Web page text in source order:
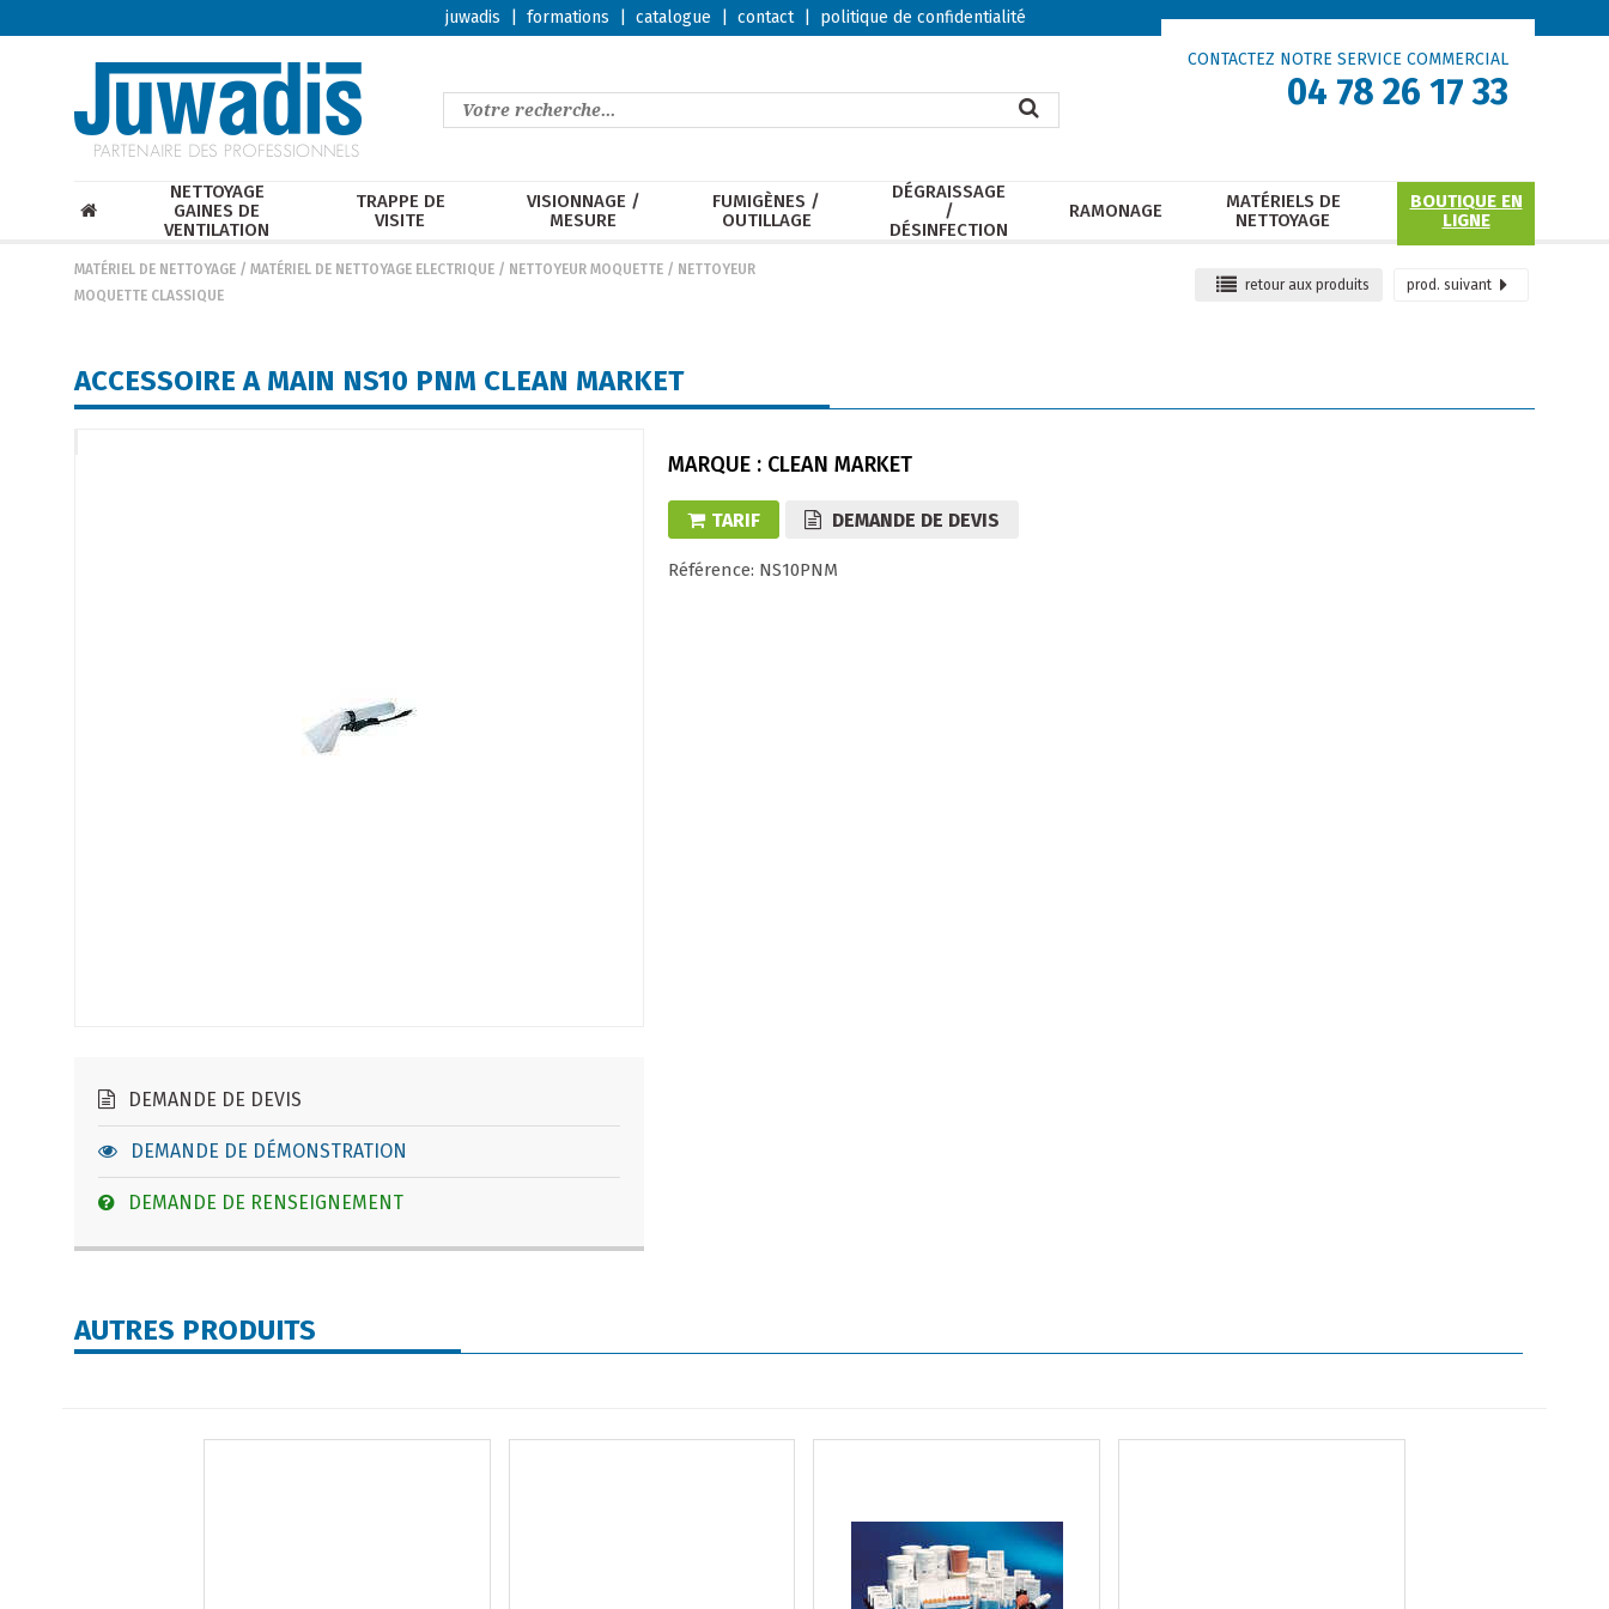
juwadis formations catalogue contact politique de confidentialité
CONTACTEZ NOTRE SERVICE COMMERCIAL
04 78 26 17 33
NETTOYAGE
GAINES DE
VENTILATION
TRAPPE DE
VISITE
VISIONNAGE /
MESURE
FUMIGÈNES /
OUTILLAGE
DÉGRAISSAGE
/
DÉSINFECTION
RAMONAGE
MATÉRIELS DE
NETTOYAGE
BOUTIQUE EN
LIGNE
MATÉRIEL DE NETTOYAGE / MATÉRIEL DE NETTOYAGE ELECTRIQUE / NETTOYEUR MOQUETTE / NETTOYEUR
MOQUETTE CLASSIQUE
retour aux produits prod. suivant
ACCESSOIRE A MAIN NS10 PNM CLEAN MARKET
DEMANDE DE DEVIS
DEMANDE DE DÉMONSTRATION
DEMANDE DE RENSEIGNEMENT
MARQUE : CLEAN MARKET
TARIF DEMANDE DE DEVIS
Référence: NS10PNM
AUTRES PRODUITS